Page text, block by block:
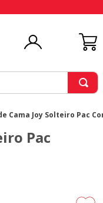
Cama Joy Solteiro Pac
Pac